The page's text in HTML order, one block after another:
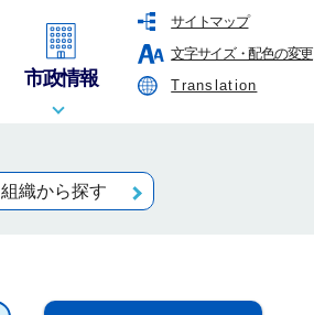
サイトマップ
文字サイズ・配色の変更
Translation
市政情報
組織から探す